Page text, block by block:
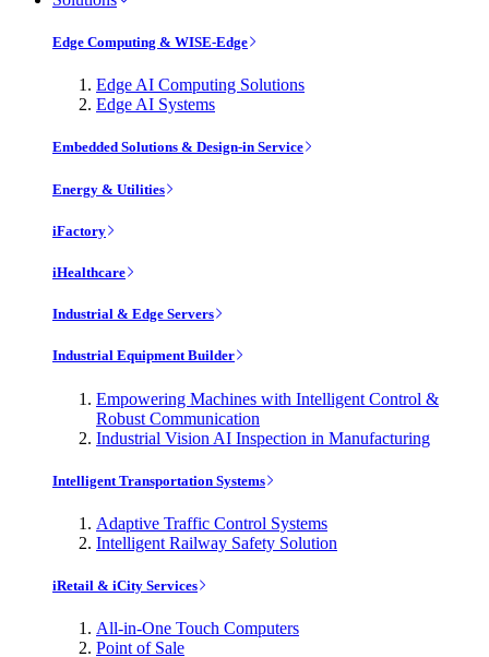
Edge Computing & WISE-Edge
Edge AI Computing Solutions
Edge AI Systems
Embedded Solutions & Design-in Service
Energy & Utilities
iFactory
iHealthcare
Industrial & Edge Servers
Industrial Equipment Builder
Empowering Machines with Intelligent Control &
Robust Communication
Industrial Vision AI Inspection in Manufacturing
Intelligent Transportation Systems
Adaptive Traffic Control Systems
Intelligent Railway Safety Solution
iRetail & iCity Services
All-in-One Touch Computers
Point of Sale